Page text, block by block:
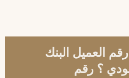
العميل البنك
؟ رقم